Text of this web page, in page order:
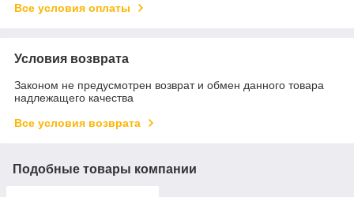
Все условия оплаты
Условия возврата
Законом не предусмотрен возврат и обмен данного товара
надлежащего качества
Все условия возврата
Подобные товары компании